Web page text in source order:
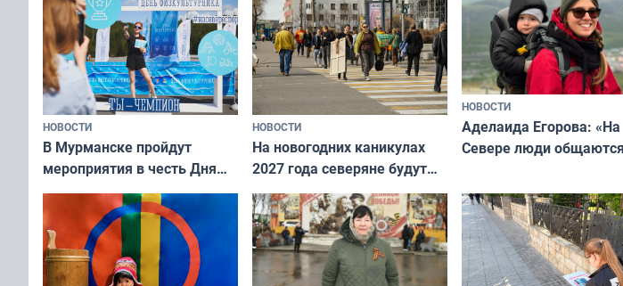
НОВОСТИ
В Мурманске пройдут
мероприятия в честь Дня
физкультурника
НОВОСТИ
На новогодних каникулах
2027 года северяне будут
отдыхать 11 дней
НОВОСТИ
Аделаида Егорова: «На
Севере люди общаются
а потому что
ты им интересен»